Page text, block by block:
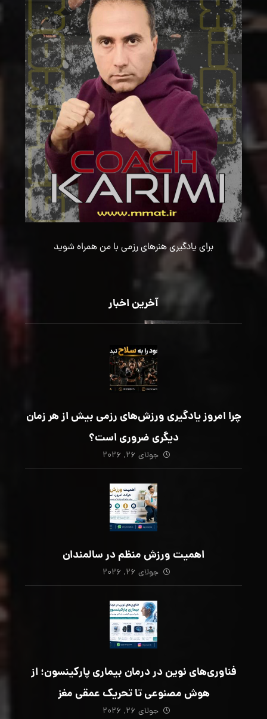
برای یادگیری هنرهای رزمی با من همراه شوید
آخرین اخبار
چرا امروز یادگیری ورزش‌های رزمی بیش از هر زمان
دیگری ضروری است؟
جولای ۲۶, ۲۰۲۶
اهمیت ورزش منظم در سالمندان
جولای ۲۶, ۲۰۲۶
فناوری‌های نوین در درمان بیماری پارکینسون؛ از
هوش مصنوعی تا تحریک عمقی مغز
جولای ۲۶, ۲۰۲۶